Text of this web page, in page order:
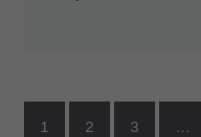
1 2 3 …